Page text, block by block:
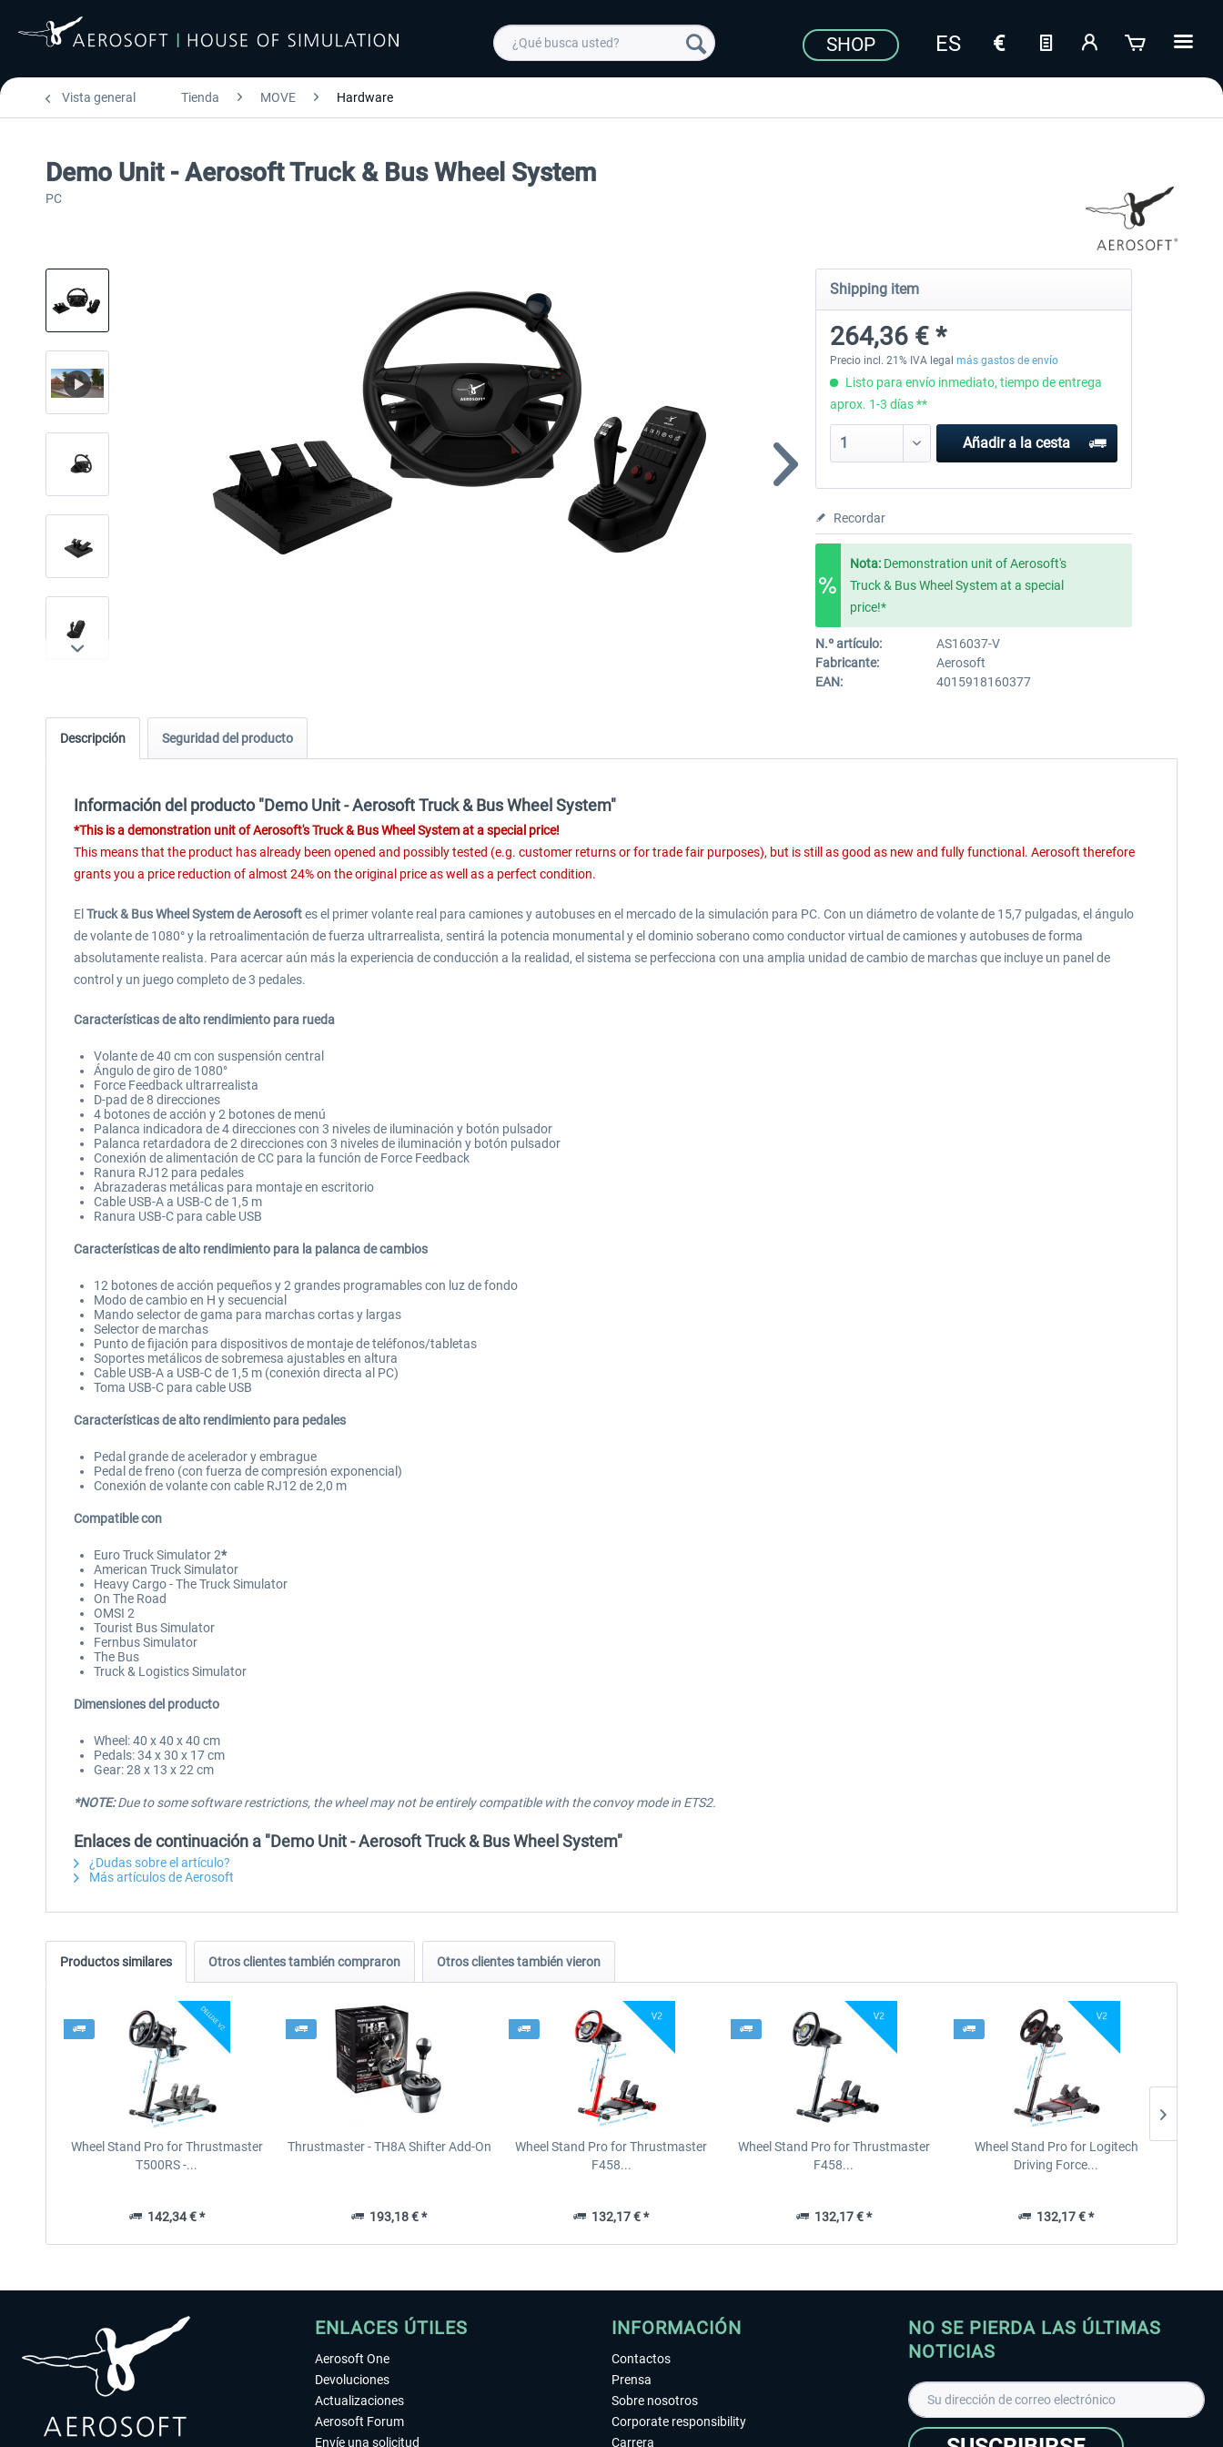
SHOP
Vista general Tienda MOVE Hardware
Demo Unit - Aerosoft Truck & Bus Wheel System
PC
Shipping item
264,36 € *
Precio incl. 21% IVA legal más gastos de envío
Listo para envío inmediato, tiempo de entrega
aprox. 1-3 días **
Añadir a la cesta
Recordar
Nota: Demonstration unit of Aerosoft's
Truck & Bus Wheel System at a special
price!*
N.º artículo:
AS16037-V
Fabricante:
Aerosoft
EAN:
4015918160377
Descripción Seguridad del producto
Información del producto "Demo Unit - Aerosoft Truck & Bus Wheel System"
*This is a demonstration unit of Aerosoft's Truck & Bus Wheel System at a special price!
This means that the product has already been opened and possibly tested (e.g. customer returns or for trade fair purposes), but is still as good as new and fully functional. Aerosoft therefore
grants you a price reduction ofalmost 24%on the original price as well as a perfect condition.
El Truck & Bus Wheel System de Aerosoftes el primer volante real para camiones y autobuses en el mercado de la simulación para PC. Con un diámetro de volante de 15,7 pulgadas, el ángulo
de volante de 1080° y la retroalimentación de fuerza ultrarrealista, sentirá la potencia monumental y el dominio soberano como conductor virtual de camiones y autobuses de forma
absolutamente realista. Para acercar aún más la experiencia de conducción a la realidad, el sistema se perfecciona con una amplia unidad de cambio de marchas que incluye un panel de
control y un juego completo de 3 pedales.
Características de alto rendimiento para rueda
Volante de 40 cm con suspensión central
Ángulo de giro de 1080°
Force Feedback ultrarrealista
D-pad de 8 direcciones
4 botones de acción y 2 botones de menú
Palanca indicadora de 4 direcciones con 3 niveles de iluminación y botón pulsador
Palanca retardadora de 2 direcciones con 3 niveles de iluminación y botón pulsador
Conexión de alimentación de CC para la función de Force Feedback
Ranura RJ12 para pedales
Abrazaderas metálicas para montaje en escritorio
Cable USB-A a USB-C de 1,5 m
Ranura USB-C para cable USB
Características de alto rendimiento para la palanca de cambios
12 botones de acción pequeños y 2 grandes programables con luz de fondo
Modo de cambio en H y secuencial
Mando selector de gama para marchas cortas y largas
Selector de marchas
Punto de fijación para dispositivos de montaje de teléfonos/tabletas
Soportes metálicos de sobremesa ajustables en altura
Cable USB-A a USB-C de 1,5 m (conexión directa al PC)
Toma USB-C para cable USB
Características de alto rendimiento para pedales
Pedal grande de acelerador y embrague
Pedal de freno (con fuerza de compresión exponencial)
Conexión de volante con cable RJ12 de 2,0 m
Compatible con
Euro Truck Simulator 2*
American Truck Simulator
Heavy Cargo - The Truck Simulator
On The Road
OMSI 2
Tourist Bus Simulator
Fernbus Simulator
The Bus
Truck & Logistics Simulator
Dimensiones del producto
Wheel: 40 x 40 x 40 cm
Pedals: 34 x 30 x 17 cm
Gear: 28 x 13 x 22 cm
*NOTE:Due to some software restrictions, the wheel may not be entirely compatible with the convoy mode in ETS2.
Enlaces de continuación a "Demo Unit - Aerosoft Truck & Bus Wheel System"
¿Dudas sobre el artículo?
Más artículos de Aerosoft
Productos similares Otros clientes también compraron Otros clientes también vieron
Wheel Stand Pro for Thrustmaster
T500RS -...
142,34 € *
Thrustmaster - TH8A Shifter Add-On
193,18 € *
Wheel Stand Pro for Thrustmaster
F458...
132,17 € *
Wheel Stand Pro for Thrustmaster
F458...
132,17 € *
Wheel Stand Pro for Logitech
Driving Force...
132,17 € *
ENLACES ÚTILES
Aerosoft One
Devoluciones
Actualizaciones
Aerosoft Forum
Envíe una solicitud
INFORMACIÓN
Contactos
Prensa
Sobre nosotros
Corporate responsibility
Carrera
NO SE PIERDA LAS ÚLTIMAS
NOTICIAS